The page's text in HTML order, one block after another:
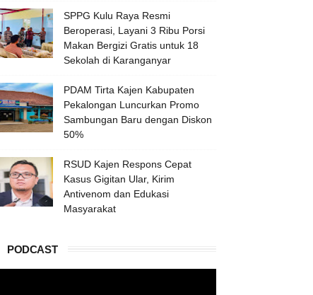
SPPG Kulu Raya Resmi
Beroperasi, Layani 3 Ribu Porsi
Makan Bergizi Gratis untuk 18
Sekolah di Karanganyar
PDAM Tirta Kajen Kabupaten
Pekalongan Luncurkan Promo
Sambungan Baru dengan Diskon
50%
RSUD Kajen Respons Cepat
Kasus Gigitan Ular, Kirim
Antivenom dan Edukasi
Masyarakat
PODCAST